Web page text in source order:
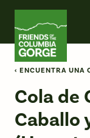
Skip
content
‹ ENCUENTRA UNA
Cola de
Caballo